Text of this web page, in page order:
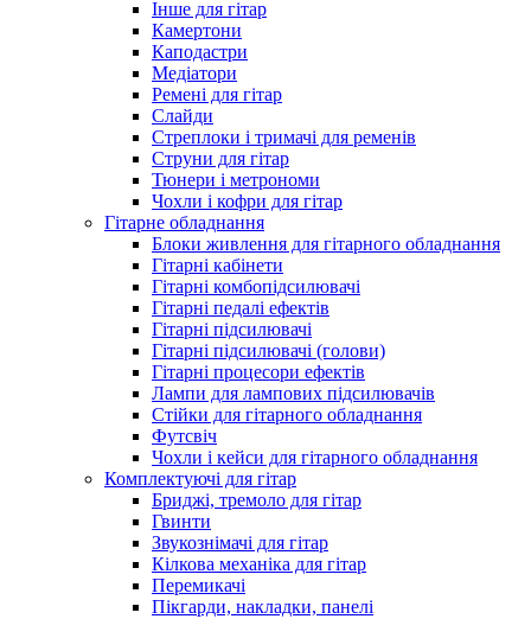
Інше для гітар
Камертони
Каподастри
Медіатори
Ремені для гітар
Слайди
Стреплоки і тримачі для ременів
Струни для гітар
Тюнери і метрономи
Чохли і кофри для гітар
Гітарне обладнання
Блоки живлення для гітарного обладнання
Гітарні кабінети
Гітарні комбопідсилювачі
Гітарні педалі ефектів
Гітарні підсилювачі
Гітарні підсилювачі (голови)
Гітарні процесори ефектів
Лампи для лампових підсилювачів
Стійки для гітарного обладнання
Футсвіч
Чохли і кейси для гітарного обладнання
Комплектуючі для гітар
Бриджі, тремоло для гітар
Гвинти
Звукознімачі для гітар
Кілкова механіка для гітар
Перемикачі
Пікгарди, накладки, панелі